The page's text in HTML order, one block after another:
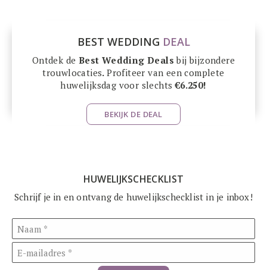
BEST WEDDING DEAL
Ontdek de Best Wedding Deals bij bijzondere
trouwlocaties.Profiteer van een complete
huwelijksdag voor slechts€6.250!
BEKIJK DE DEAL
HUWELIJKSCHECKLIST
Schrijf je in en ontvang de huwelijkschecklist in je inbox!